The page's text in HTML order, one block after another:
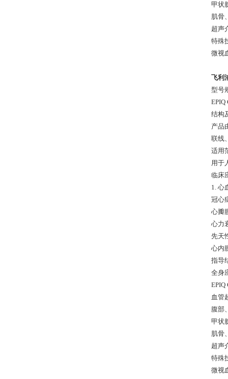
甲状
肌骨
超声
特殊
微视
飞利
型号
EPIQ
结构
产品
联线
适用
用于
临床
1. 心
冠心
心瓣
心力
先天
心内
指导
全身
血管
腹部
甲状
肌骨
超声
特殊
微视